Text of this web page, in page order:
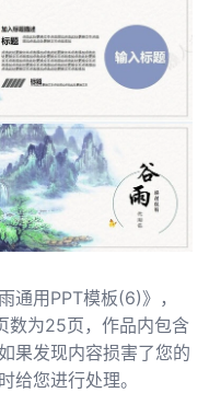
通用PPT模板(6)》，
数为25页，作品内包含
果发现内容损害了您的
给您进行处理。